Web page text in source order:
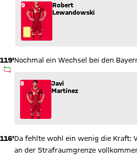
9
Robert
Lewandowski
119'
AUSWECHSLUNG
Nochmal ein Wechsel bei den
Wechsel: Javi Martínez (8) kommt
8
Javi
Martínez
116'Da fehlte wohl ein wenig die Kraft:
an der Strafraumgrenze